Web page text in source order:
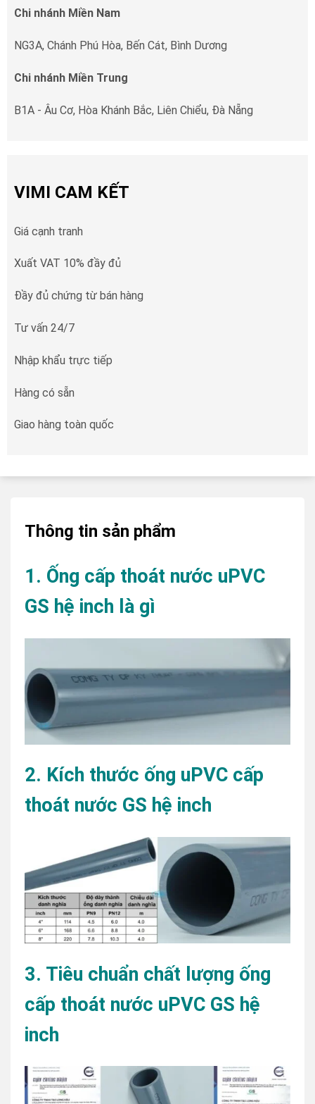
Chi nhánh Miền Nam
NG3A, Chánh Phú Hòa, Bến Cát, Bình Dương
Chi nhánh Miền Trung
B1A - Âu Cơ, Hòa Khánh Bắc, Liên Chiểu, Đà Nẵng
VIMI CAM KẾT
Giá cạnh tranh
Xuất VAT 10% đầy đủ
Đầy đủ chứng từ bán hàng
Tư vấn 24/7
Nhập khẩu trực tiếp
Hàng có sẵn
Giao hàng toàn quốc
Thông tin sản phẩm
1. Ống cấp thoát nước uPVC
GS hệ inch là gì
2. Kích thước ống uPVC cấp
thoát nước GS hệ inch
3. Tiêu chuẩn chất lượng ống
cấp thoát nước uPVC GS hệ
inch